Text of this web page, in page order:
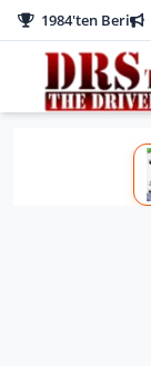
1984'ten Beri